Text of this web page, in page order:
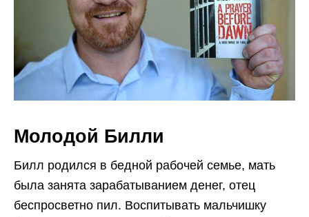
Молодой Билли
Билл родился в бедной рабочей семье, мать
была занята зарабатыванием денег, отец
беспросветно пил. Воспитывать мальчишку